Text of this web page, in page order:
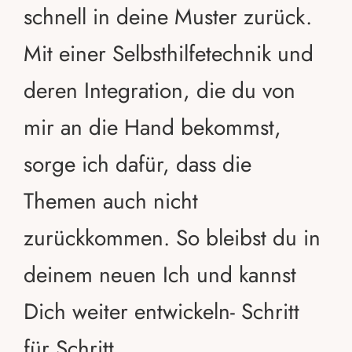
schnell in deine Muster zurück.
Mit einer Selbsthilfetechnik und
deren Integration, die du von
mir an die Hand bekommst,
sorge ich dafür, dass die
Themen auch nicht
zurückkommen. So bleibst du in
deinem neuen Ich und kannst
Dich weiter entwickeln- Schritt